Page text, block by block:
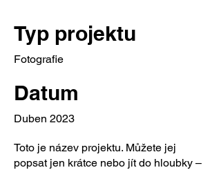
Typ projektu
Fotografie
Datum
Duben 2023
Toto je název projektu. Můžete jej
popsat jen krátce nebo jít do hloubky –